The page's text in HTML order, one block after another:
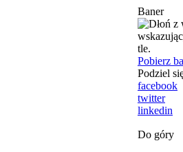
Baner
Pobierz
Podziel
facebook
twitter
linkedin
Do góry